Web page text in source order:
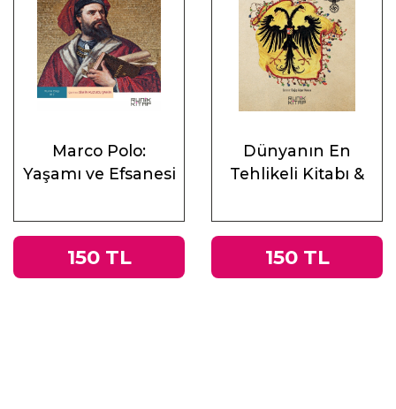
Marco Polo:
Yaşamı ve Efsanesi
150 TL
Dünyanın En
Tehlikeli Kitabı &
İmparatorluğu’ndan
Tacitus’un
150 TL